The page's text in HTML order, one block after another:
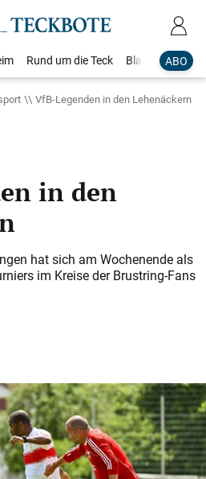
ABO
Rund um die Teck Blaulicht
VfB-Legenden in den Lehenäckern
in den
hat sich am Wochenende als
im Kreise der Brustring-Fans